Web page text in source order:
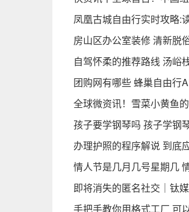
凤凰古城自由行实时攻略:
房山区办公室装修 清新脱
自驾怀柔的推荐路线 汤峪
团购网有哪些 蜂巢自由行
全球微资讯！雪菜小黄鱼
孩子要学钢琴吗 孩子学钢
办理护照的程序解说 到底
情人节是几月几号星期几
即将消失的匿名社交｜钛
手把手教你用格式工厂 可